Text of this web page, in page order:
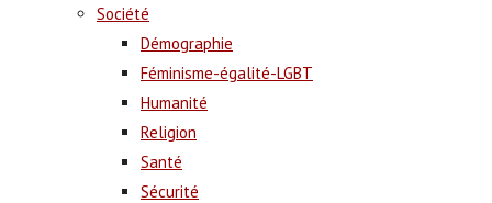
Société
Démographie
Féminisme-égalité-LGBT
Humanité
Religion
Santé
Sécurité